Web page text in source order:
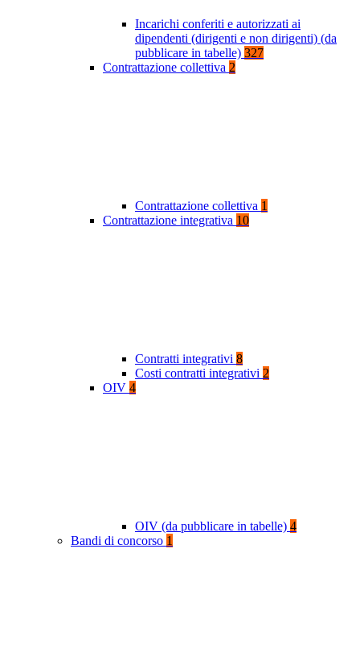
Incarichi conferiti e autorizzati ai
dipendenti (dirigenti e non dirigenti) (da
pubblicare in tabelle) 327
Contrattazione collettiva 2
Contrattazione collettiva 1
Contrattazione integrativa 10
Contratti integrativi 8
Costi contratti integrativi 2
OIV 4
OIV (da pubblicare in tabelle) 4
Bandi di concorso 1